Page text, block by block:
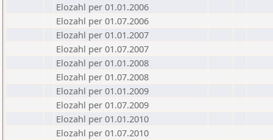
Elozahl per 01.01.2006
Elozahl per 01.07.2006
Elozahl per 01.01.2007
Elozahl per 01.07.2007
Elozahl per 01.01.2008
Elozahl per 01.07.2008
Elozahl per 01.01.2009
Elozahl per 01.07.2009
Elozahl per 01.01.2010
Elozahl per 01.07.2010